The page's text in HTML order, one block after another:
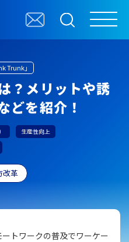
Trunk」
？メリットや誘
どを紹介！
生産性向上
改革
トワークの普及でワーケー